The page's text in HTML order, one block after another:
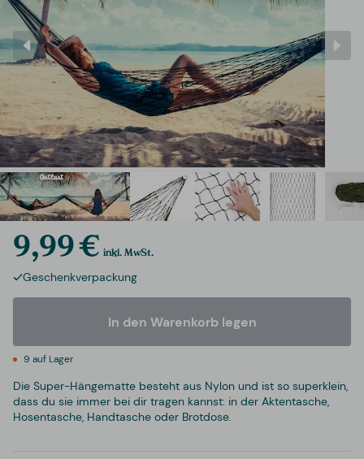
9,99 € inkl. MwSt.
Geschenkverpackung
In den Warenkorb legen
9 auf Lager
Die Super-Hängematte besteht aus Nylon und ist so superklein,
dass du sie immer bei dir tragen kannst: in der Aktentasche,
Hosentasche, Handtasche oder Brotdose.